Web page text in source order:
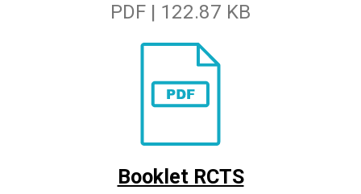
PDF | 122.87 KB
Booklet RCTS